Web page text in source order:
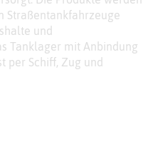
Straßentankfahrzeuge
und
Tanklager mit Anbindung
per Schiff, Zug und